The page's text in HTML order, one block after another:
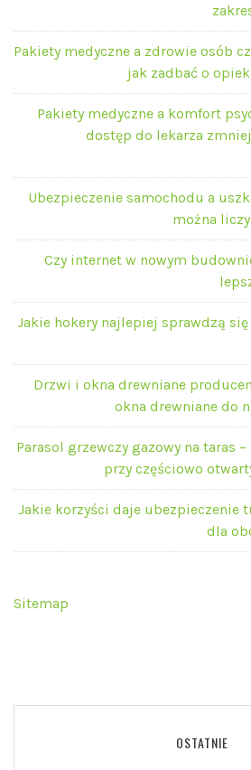
Pakiety medyczne a zdrowie osób
jak zadbać o
Pakiety medyczne a komfort
dostęp do lekarza
Ubezpieczenie samochodu a
można
Czy internet w nowym
Jakie hokery najlepiej sprawdzą
Drzwi i okna drewniane
okna drewniane do
Parasol grzewczy gazowy na taras
przy częściowo
Jakie korzyści daje ubezpieczenie
dla
Sitemap
OSTATNIE